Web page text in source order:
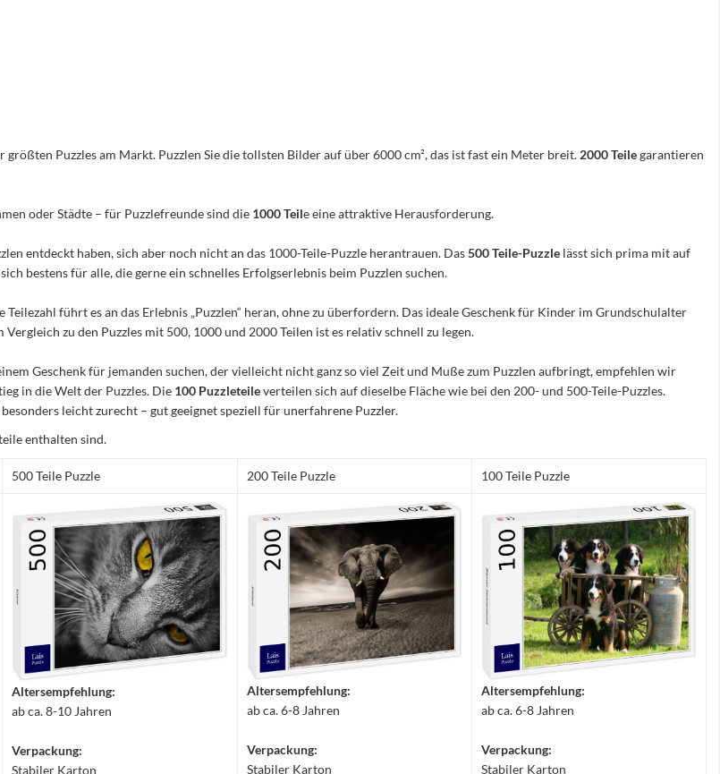
größten Puzzles am Markt. Puzzlen Sie die tollsten Bilder auf über 6000 cm², das ist fast ein Meter breit. 2000 Teilegarantieren
oder Städte – für Puzzlefreunde sind die 1000 Teile eine attraktive Herausforderung.
entdeckt haben, sich aber noch nicht an das 1000-Teile-Puzzle herantrauen. Das500 Teile-Puzzle lässt sich prima mit auf
bestens für alle, die gerne ein schnelles Erfolgserlebnis beim Puzzlen suchen.
führt es an das Erlebnis „Puzzlen“ heran, ohne zu überfordern. Das ideale Geschenk für Kinder im Grundschulalter
zu den Puzzles mit 500, 1000 und 2000 Teilen ist es relativ schnell zu legen.
Geschenk für jemanden suchen, der vielleicht nicht ganz so viel Zeit und Muße zum Puzzlen aufbringt, empfehlen wir
in die Welt der Puzzles. Die 100 Puzzleteileverteilen sich auf dieselbe Fläche wie bei den 200- und 500-Teile-Puzzles.
leicht zurecht – gut geeignet speziell für unerfahrene Puzzler.
enthalten sind.
500 Teile Puzzle 200 Teile Puzzle 100 Teile Puzzle
Altersempfehlung:
ab ca. 8-10 Jahren
Verpackung:
Stabiler Karton
Altersempfehlung:
ab ca. 6-8 Jahren
Verpackung:
Stabiler Karton
Altersempfehlung:
ab ca. 6-8 Jahren
Verpackung:
Stabiler Karton